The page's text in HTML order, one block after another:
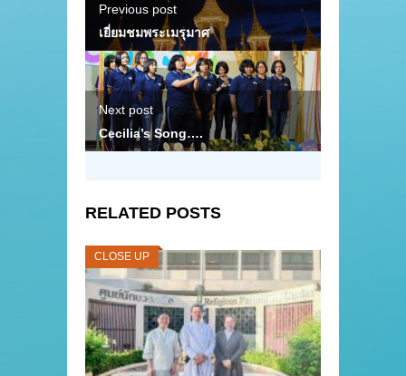
Previous post
เยี่ยมชมพระเมรุมาศ
Next post
Cecilia’s Song….
RELATED POSTS
CLOSE UP